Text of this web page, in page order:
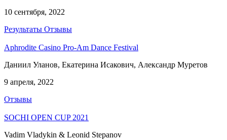
10 сентября, 2022
Результаты Отзывы
Aphrodite Casino Pro-Am Dance Festival
Даниил Уланов, Екатерина Исакович, Александр Муретов
9 апреля, 2022
Отзывы
SOCHI OPEN CUP 2021
Vadim Vladykin & Leonid Stepanov